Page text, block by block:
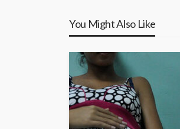
You Might Also Like